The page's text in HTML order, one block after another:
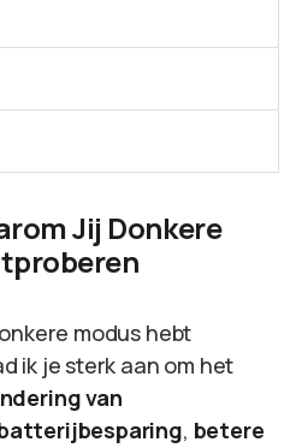
Jij Donkere
modus hebt
ik je sterk aan om het
van
, betere